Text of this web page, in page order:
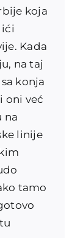
koja
Kada
na taj
konja
oni već
na
linije
tamo